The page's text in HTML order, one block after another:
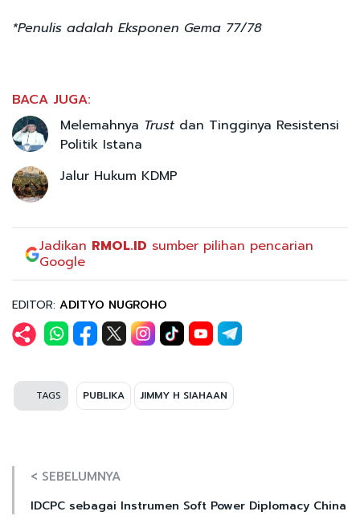
*Penulis adalah Eksponen Gema 77/78
BACA JUGA:
Melemahnya Trust dan Tingginya Resistensi
Politik Istana
Jalur Hukum KDMP
Jadikan RMOL.ID sumber pilihan pencarian
Google
EDITOR: ADITYO NUGROHO
TAGS PUBLIKA JIMMY H SIAHAAN
< SEBELUMNYA
IDCPC sebagai Instrumen Soft Power Diplomacy China